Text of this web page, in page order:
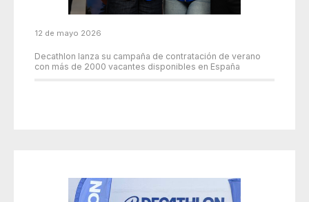
12 de mayo 2026
Decathlon lanza su campaña de contratación de verano
con más de 2000 vacantes disponibles en España